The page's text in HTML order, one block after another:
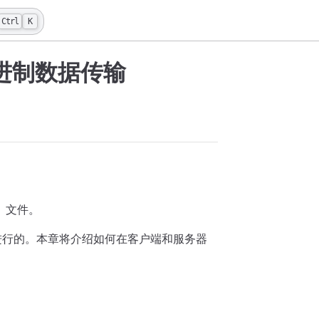
Ctrl K
数据传输
件。
的。本章将介绍如何在客户端和服务器